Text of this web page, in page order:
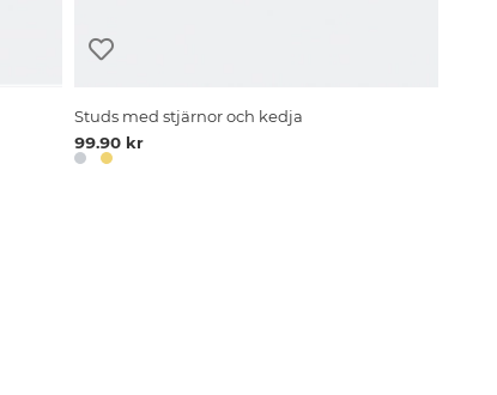
Studs med stjärnor och kedja
99.90 kr